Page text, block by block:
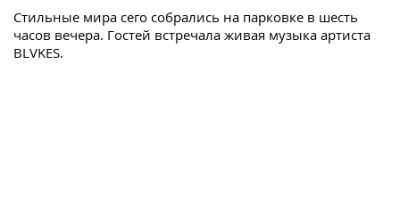
Стильные мира сего собрались на парковке в шесть
часов вечера. Гостей встречала живая музыка артиста
BLVKES.